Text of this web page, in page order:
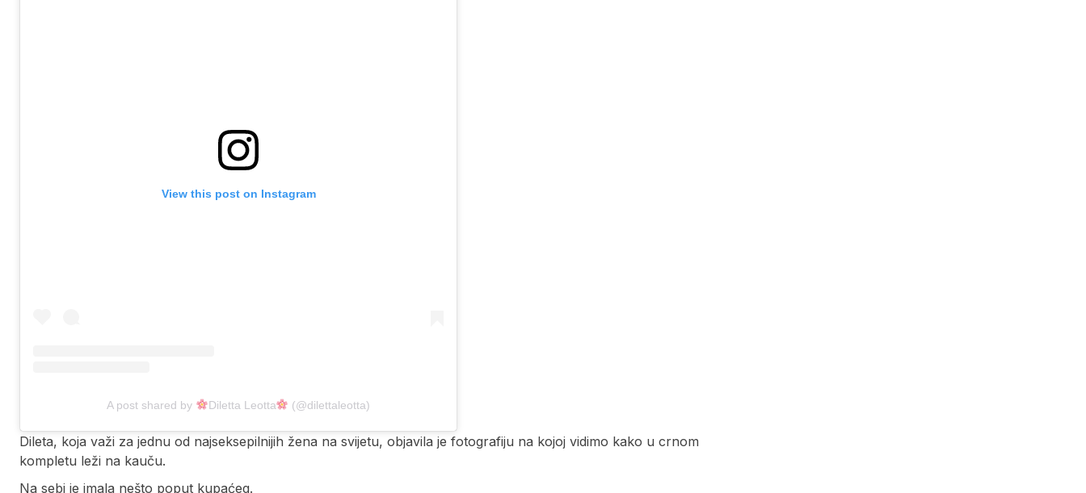
View this post on Instagram
A post shared by Diletta Leotta (@dilettaleotta)
Dileta, koja važi za jednu od najseksepilnijih žena na svijetu, objavila je fotografiju na kojoj vidimo kako u crnom
kompletu leži na kauču.
Na sebi je imala nešto poput kupaćeg.